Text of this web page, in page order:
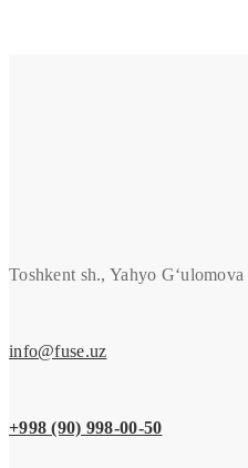
Toshkent sh., Yahyo
info@fuse.uz
+998 (90) 998-00-50